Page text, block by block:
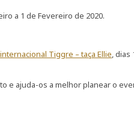
a 1 de Fevereiro de 2020.
Tiggre – taça Ellie, dias
e ajuda-os a melhor planear o